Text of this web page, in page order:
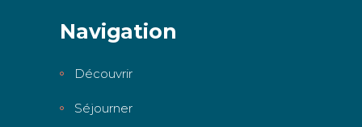
Navigation
Découvrir
Séjourner